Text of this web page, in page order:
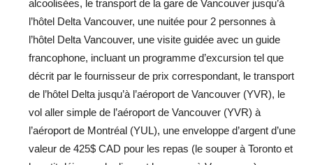
alcoolisées, le transport de la gare de Vancouver jusqu’à
l’hôtel Delta Vancouver, une nuitée pour 2 personnes à
l’hôtel Delta Vancouver, une visite guidée avec un guide
francophone, incluant un programme d’excursion tel que
décrit par le fournisseur de prix correspondant, le transport
de l’hôtel Delta jusqu’à l’aéroport de Vancouver (YVR), le
vol aller simple de l’aéroport de Vancouver (YVR) à
l’aéroport de Montréal (YUL), une enveloppe d’argent d’une
valeur de 425$ CAD pour les repas (le souper à Toronto et